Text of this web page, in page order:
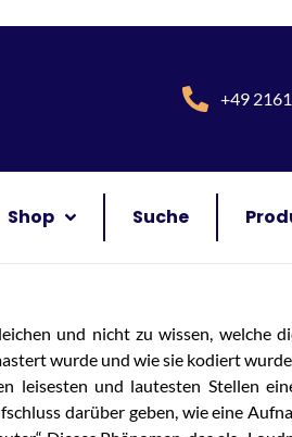
+49
Shop Suche
und nicht zu wissen,
wurde und wie sie kodiert
leisesten und lautesten Stellen
darüber geben, wie eine